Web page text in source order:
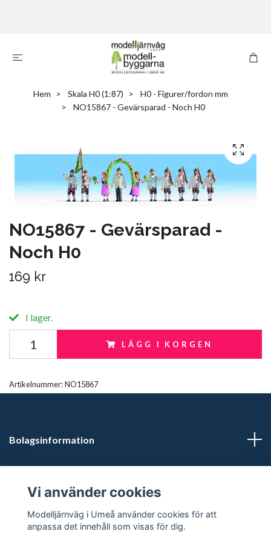
Hem Skala H0 (1:87)
H0 - Figurer/fordon mm
NO15867 - Gevärsparad - Noch H0
NO15867 - Gevärsparad -
Noch H0
169 kr
I lager.
LÄGG I KORGEN
Artikelnummer:NO15867
Bolagsinformation
Butikstider: Vardagar kl 12.00-15.00. Övrig tid efter
överenskommelse.
Vi använder cookies
Modelljärnväg i Umeå använder cookies för att
anpassa det innehåll som visas för dig.